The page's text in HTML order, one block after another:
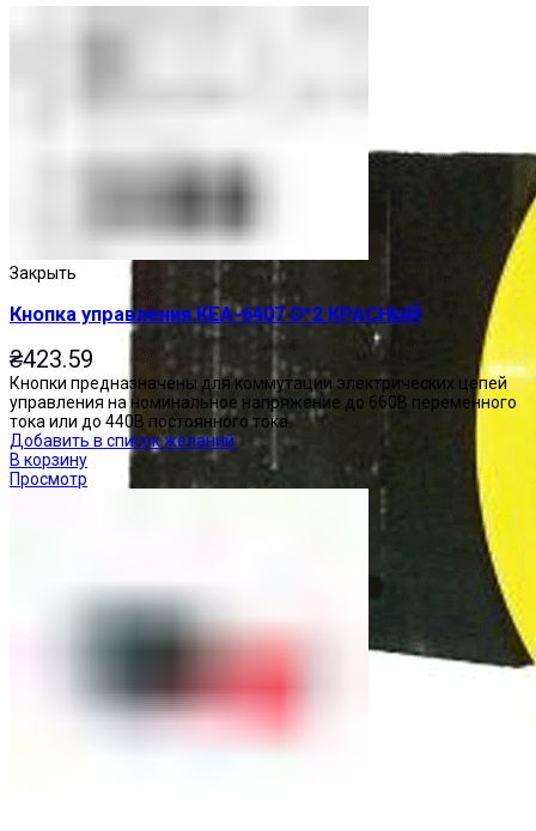
Закрыть
Кнопка управления КЕА-6407 О*2 КРАСНЫЙ
₴423.59
Кнопки предназначены для коммутации электрических цепей
управления на номинальное напряжение до 660В переменного
тока или до 440В постоянного тока.
Добавить в список желаний
В корзину
Просмотр